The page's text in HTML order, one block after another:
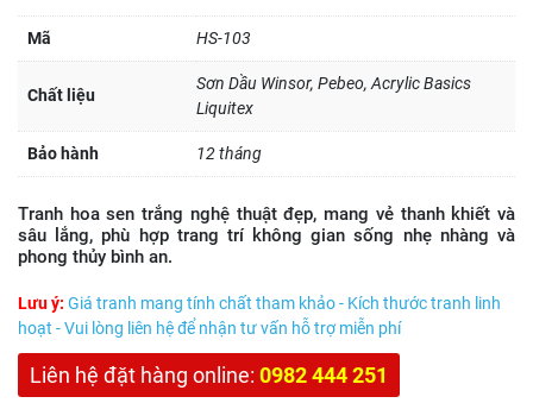
Mã HS-103
Chất liệu
Sơn Dầu Winsor, Pebeo, Acrylic Basics
Liquitex
Bảo hành 12 tháng
Tranh hoa sen trắng nghệ thuật đẹp, mang vẻ thanh khiết và
sâu lắng, phù hợp trang trí không gian sống nhẹ nhàng và
phong thủy bình an.
Lưu ý: Giá tranh mang tính chất tham khảo - Kích thước tranh linh
hoạt - Vui lòng liên hệ để nhận tư vấn hỗ trợ miễn phí
Liên hệ đặt hàng online: 0982 444 251